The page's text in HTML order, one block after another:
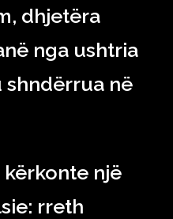
dhjetëra
nga ushtria
në
kërkonte një
rreth